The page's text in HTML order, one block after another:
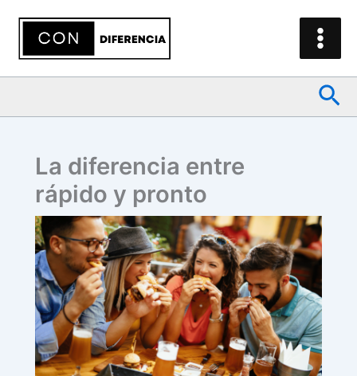
contenido
La diferencia entre
rápido y pronto